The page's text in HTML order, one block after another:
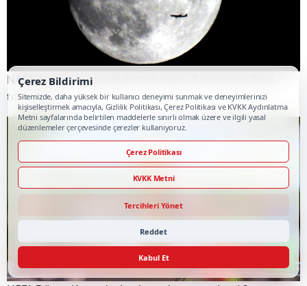
NASA Ay Üssü projesinde tarihi eşik: 4 ticari araç final
testlerinde
Çerez Bildirimi
Sitemizde, daha yüksek bir kullanıcı deneyimi sunmak ve deneyimlerinizi
kişiselleştirmek amacıyla, Gizlilik Politikası, Çerez Politikası ve KVKK Aydınlatma
Metni sayfalarında belirtilen maddelerle sınırlı olmak üzere ve ilgili yasal
düzenlemeler çerçevesinde çerezler kullanıyoruz.
Çerez Politikası
KVKK Metni
Tercihleri Yönet
Reddet
Kabul Et